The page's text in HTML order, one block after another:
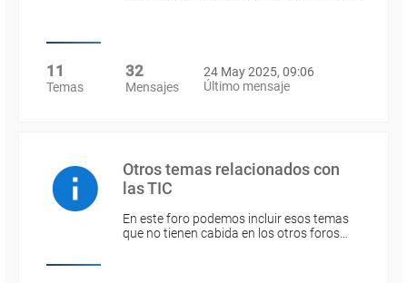
11
Temas
32
Mensajes
24 May 2025, 09:06
Último mensaje
Otros temas relacionados con
las TIC
En este foro podemos incluir esos temas
que no tienen cabida en los otros foros…